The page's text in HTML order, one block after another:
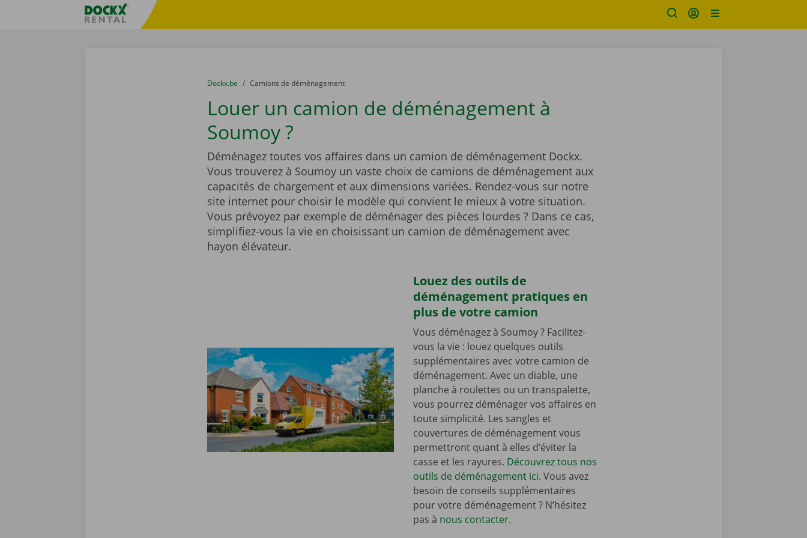
sitename
You are here:
du
Dockx.be to
Camions de déménagement
Louer un camion de déménagement à
Soumoy ?
Déménagez toutes vos affaires dans un camion de déménagement Dockx.
Vous trouverez à Soumoy un vaste choix de camions de déménagement aux
capacités de chargement et aux dimensions variées. Rendez-vous sur notre
site internet pour choisir le modèle qui convient le mieux à votre situation.
Vous prévoyez par exemple de déménager des pièces lourdes ? Dans ce cas,
simplifiez-vous la vie en choisissant un camion de déménagement avec
hayon élévateur.
Louez des outils de
déménagement pratiques en
plus de votre camion
Vous déménagez à Soumoy ? Facilitez-
vous la vie : louez quelques outils
supplémentaires avec votre camion de
déménagement. Avec un diable, une
planche à roulettes ou un transpalette,
vous pourrez déménager vos affaires en
toute simplicité. Les sangles et
couvertures de déménagement vous
permettront quant à elles d’éviter la
casse et les rayures. Découvrez tous nos
outils de déménagement ici. Vous avez
besoin de conseils supplémentaires
pour votre déménagement ? N’hésitez
pas à nous contacter.